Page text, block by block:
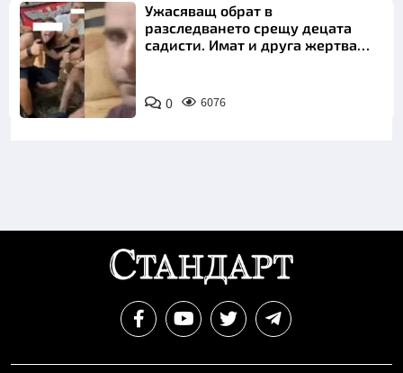
Ужасяващ обрат в
разследването срещу децата
садисти. Имат и друга жертва
0 6076